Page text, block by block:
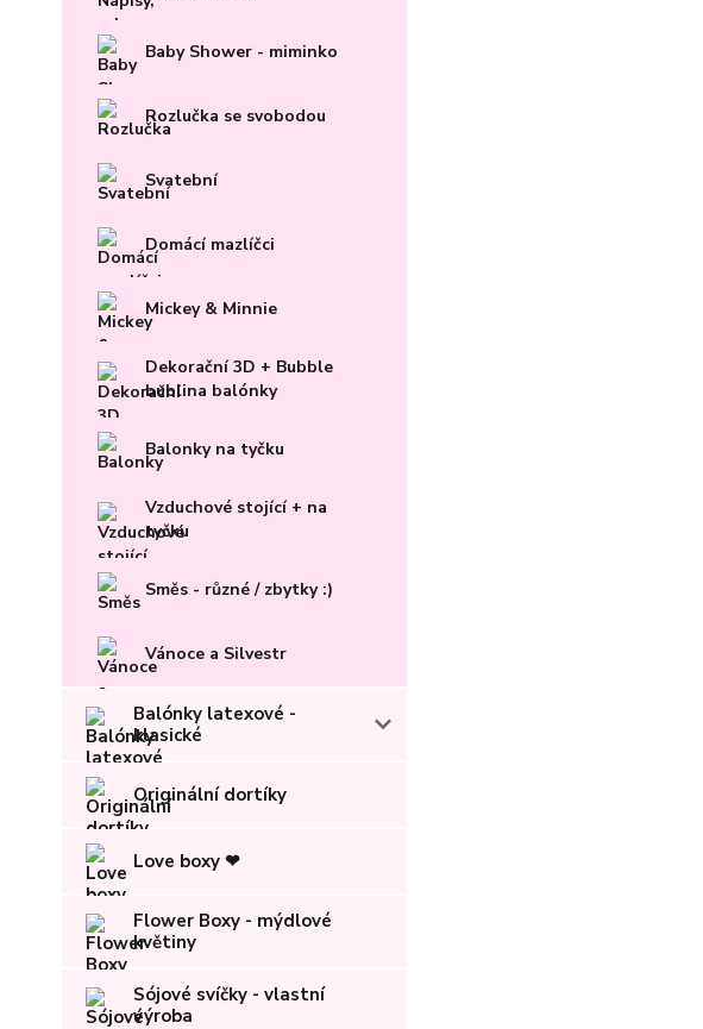
Baby Shower - miminko
Rozlučka se svobodou
Svatební
Domácí mazlíčci
Mickey & Minnie
Dekorační 3D + Bubble
bublina balónky
Balonky na tyčku
Vzduchové stojící + na
tyčku
Směs - různé / zbytky :)
Vánoce a Silvestr
Balónky latexové -
klasické
Originální dortíky
Love boxy ❤
Flower Boxy - mýdlové
květiny
Sójové svíčky - vlastní
výroba